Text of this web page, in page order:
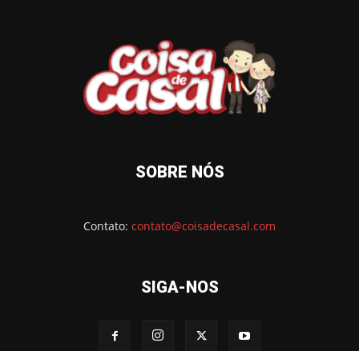
SOBRE NÓS
Contato: contato@coisadecasal.com
SIGA-NOS